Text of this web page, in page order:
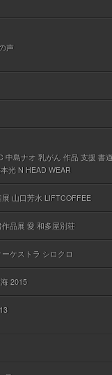
声
中島ナオ 乳がん 作品 支援 書
光 N HEAD WEAR
展 山口芳水 LIFTCOFFEE
作品展 愛 和多屋別荘
ーケストラ シロクロ
2015